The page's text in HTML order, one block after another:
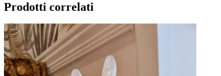
Prodotti correlati